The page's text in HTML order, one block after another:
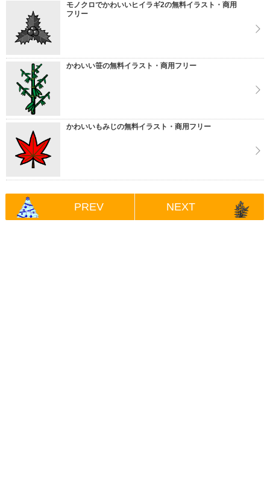
モノクロでかわいいヒイラギ2の無料イラスト・商用
フリー
かわいい笹の無料イラスト・商用フリー
かわいいもみじの無料イラスト・商用フリー
PREV NEXT